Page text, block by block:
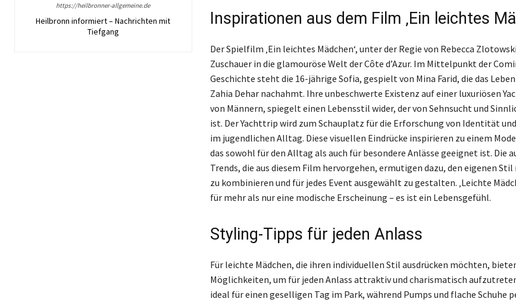
https://heilbronner-allgemeine.de
Heilbronn informiert – Nachrichten mit
Tiefgang
Inspirationen aus dem Film ‚Ein leichtes
Der Spielfilm ‚Ein leichtes Mädchen‘, unter der Regie von Rebecca
Zuschauer in die glamouröse Welt der Côte d’Azur. Im Mittelpunkt der
Geschichte steht die 16-jährige Sofia, gespielt von Mina Farid, die das
Zahia Dehar nachahmt. Ihre unbeschwerte Existenz auf einer luxuriösen
von Männern, spiegelt einen Lebensstil wider, der von Sehnsucht und
ist. Der Yachttrip wird zum Schauplatz für die Erforschung von Identität
im jugendlichen Alltag. Diese visuellen Eindrücke inspirieren zu einem
das sowohl für den Alltag als auch für besondere Anlässe geeignet ist. Die
Trends, die aus diesem Film hervorgehen, ermutigen dazu, den eigenen
zu kombinieren und für jedes Event ausgewählt zu gestalten. ‚Leichte
für mehr als nur eine modische Erscheinung – es ist ein Lebensgefühl.
Styling-Tipps für jeden Anlass
Für leichte Mädchen, die ihren individuellen Stil ausdrücken möchten,
Möglichkeiten, um für jeden Anlass attraktiv und charismatisch
ideal für einen geselligen Tag im Park, während Pumps und flache Schuhe